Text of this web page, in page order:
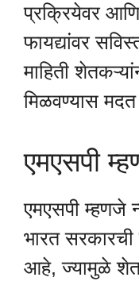
प्रक्रियेवर
फायद्यांवर
माहिती
मिळवण्यास
एमएसपी
एमएसपी म्हणजे
भारत सरकारची
आहे, ज्यामुळे